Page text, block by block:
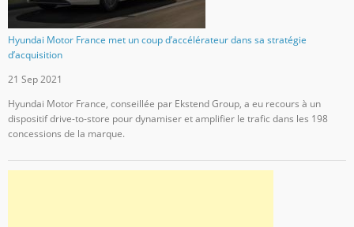
Hyundai Motor France met un coup d’accélérateur dans sa stratégie
d’acquisition
21 Sep 2021
Hyundai Motor France, conseillée par Ekstend Group, a eu recours à un
dispositif drive-to-store pour dynamiser et amplifier le trafic dans les 198
concessions de la marque.